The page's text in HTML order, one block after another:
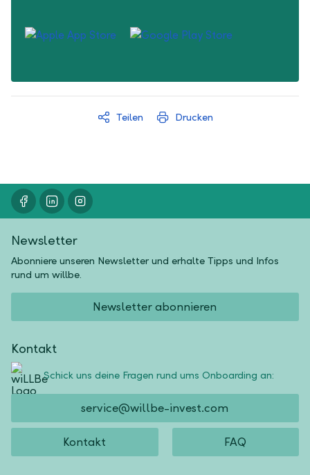
Teilen Drucken
Newsletter
Abonniere unseren Newsletter und erhalte Tipps und Infos
rund um willbe.
Newsletter abonnieren
Kontakt
Schick uns deine Fragen rund ums Onboarding an:
service@willbe-invest.com
Kontakt FAQ